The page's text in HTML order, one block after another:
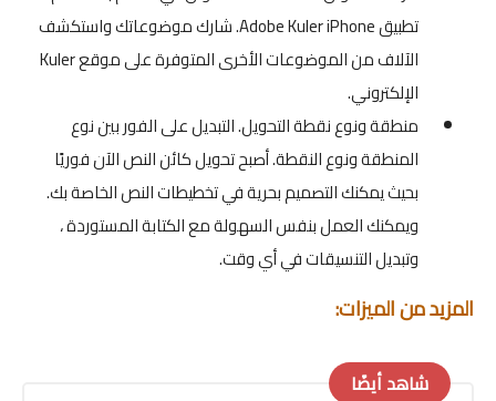
تطبيق Adobe Kuler iPhone. شارك موضوعاتك واستكشف
الآلاف من الموضوعات الأخرى المتوفرة على موقع Kuler
الإلكتروني.
منطقة ونوع نقطة التحويل. التبديل على الفور بين نوع
المنطقة ونوع النقطة. أصبح تحويل كائن النص الآن فوريًا
بحيث يمكنك التصميم بحرية في تخطيطات النص الخاصة بك.
ويمكنك العمل بنفس السهولة مع الكتابة المستوردة ،
وتبديل التنسيقات في أي وقت.
المزيد من الميزات:
شاهد أيضًا